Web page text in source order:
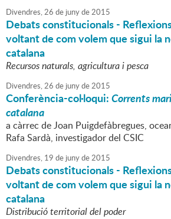
Divendres,26 de junyde2015
Debats constitucionals -
voltant de com volem que sigui la
catalana
Recursos naturals, agricultura i pesca
Divendres,26 de junyde2015
Conferència-col·loqui:Corrents
catalana
a càrrec de Joan Puigdefàbregues,
Rafa Sardà, investigador del CSIC
Divendres, 19 de junyde2015
Debats constitucionals -
voltant de com volem que sigui la
catalana
Distribució territorial del poder